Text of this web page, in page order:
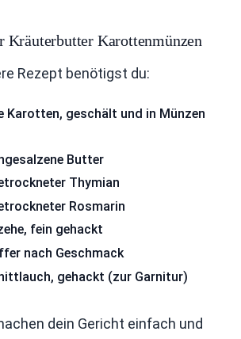
Kräuterbutter Karottenmünzen
Rezept benötigst du:
Karotten, geschält und in Münzen
Butter
Thymian
Rosmarin
fein gehackt
nach Geschmack
gehackt (zur Garnitur)
dein Gericht einfach und